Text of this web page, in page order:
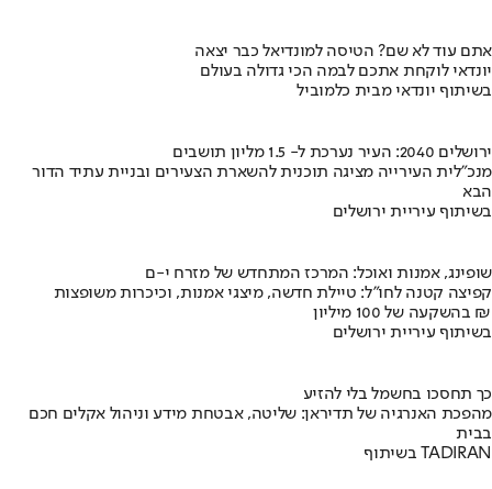
אתם עוד לא שם? הטיסה למונדיאל כבר יצאה
יונדאי לוקחת אתכם לבמה הכי גדולה בעולם
בשיתוף יונדאי מבית כלמוביל
ירושלים 2040: העיר נערכת ל- 1.5 מליון תושבים
מנכ"לית העירייה מציגה תוכנית להשארת הצעירים ובניית עתיד הדור
הבא
בשיתוף עיריית ירושלים
שופינג, אמנות ואוכל: המרכז המתחדש של מזרח י-ם
קפיצה קטנה לחו"ל: טיילת חדשה, מיצגי אמנות, וכיכרות משופצות
בהשקעה של 100 מיליון ₪
בשיתוף עיריית ירושלים
כך תחסכו בחשמל בלי להזיע
מהפכת האנרגיה של תדיראן: שליטה, אבטחת מידע וניהול אקלים חכם
בבית
בשיתוף TADIRAN